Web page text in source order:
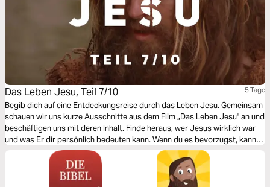
Das Leben Jesu, Teil 7/10 5 Tage
Begib dich auf eine Entdeckungsreise durch das Leben Jesu. Gemeinsam
schauen wir uns kurze Ausschnitte aus dem Film „Das Leben Jesu" an und
beschäftigen uns mit deren Inhalt. Finde heraus, wer Jesus wirklich war
und was Er dir persönlich bedeuten kann. Wenn du es bevorzugst, kannst
du jede der 10 Geschichten einzeln lesen, wir möchten dich aber
ermutigen, die ganze Reise zu absolvieren.